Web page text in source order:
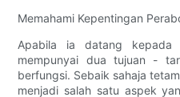
Memahami Kepentingan
Apabila ia datang
mempunyai dua tujuan -
berfungsi. Sebaik sahaja
menjadi salah satu aspek